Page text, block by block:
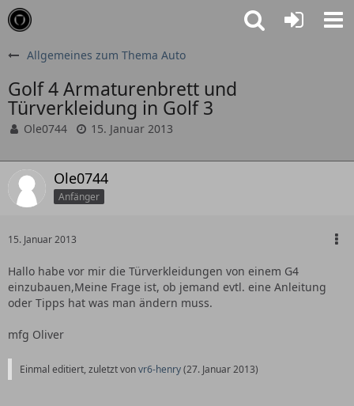
Allgemeines zum Thema Auto
Golf 4 Armaturenbrett und
Türverkleidung in Golf 3
Ole0744 15. Januar 2013
Ole0744
Anfänger
15. Januar 2013
Hallo habe vor mir die Türverkleidungen von einem G4
einzubauen,Meine Frage ist, ob jemand evtl. eine Anleitung
oder Tipps hat was man ändern muss.
mfg Oliver
Einmal editiert, zuletzt vonvr6-henry(27. Januar 2013)